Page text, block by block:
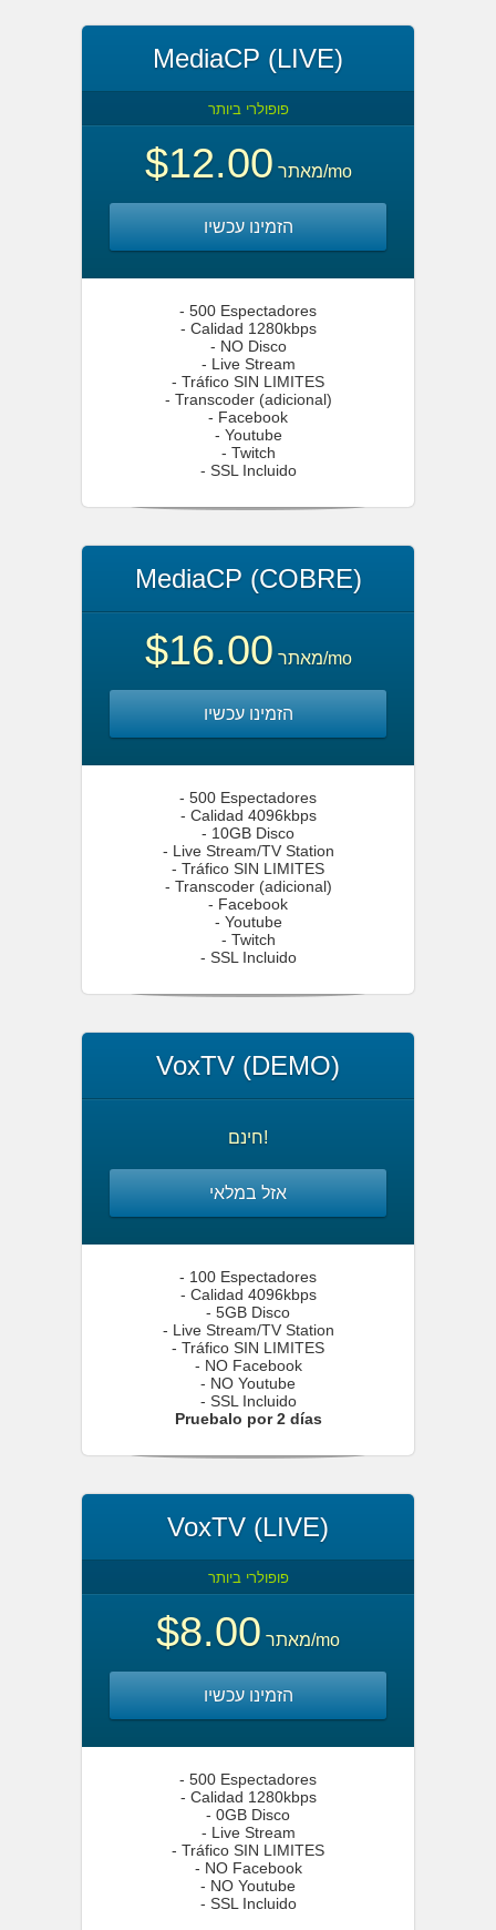
MediaCP (LIVE)
פופולרי ביותר
מאתר $12.00 /mo
הזמינו עכשיו
- 500 Espectadores
- Calidad 1280kbps
- NO Disco
- Live Stream
- Tráfico SIN LIMITES
- Transcoder (adicional)
- Facebook
- Youtube
- Twitch
- SSL Incluido
MediaCP (COBRE)
מאתר $16.00 /mo
הזמינו עכשיו
- 500 Espectadores
- Calidad 4096kbps
- 10GB Disco
- Live Stream/TV Station
- Tráfico SIN LIMITES
- Transcoder (adicional)
- Facebook
- Youtube
- Twitch
- SSL Incluido
VoxTV (DEMO)
חינם!
אזל במלאי
- 100 Espectadores
- Calidad 4096kbps
- 5GB Disco
- Live Stream/TV Station
- Tráfico SIN LIMITES
- NO Facebook
- NO Youtube
- SSL Incluido
Pruebalo por 2 días
VoxTV (LIVE)
פופולרי ביותר
מאתר $8.00 /mo
הזמינו עכשיו
- 500 Espectadores
- Calidad 1280kbps
- 0GB Disco
- Live Stream
- Tráfico SIN LIMITES
- NO Facebook
- NO Youtube
- SSL Incluido